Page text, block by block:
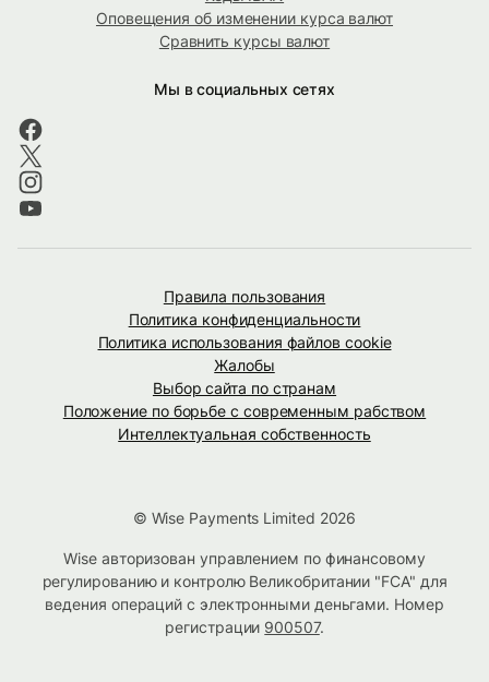
Оповещения об изменении курса валют
Сравнить курсы валют
Мы в социальных сетях
Правила пользования
Политика конфиденциальности
Политика использования файлов cookie
Жалобы
Выбор сайта по странам
Положение по борьбе с современным рабством
Интеллектуальная собственность
© Wise Payments Limited 2026
Wise авторизован управлением по финансовому
регулированию и контролю Великобритании "FCA" для
ведения операций с электронными деньгами. Номер
регистрации 900507.